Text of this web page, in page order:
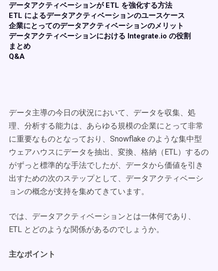
データアクティベーションが ETL を強化する方法
ETL によるデータアクティベーションのユースケース
企業にとってのデータアクティベーションのメリット
データアクティベーションにおける Integrate.io の役割
まとめ
Q&A
データ主導の今日の状況において、データを収集、処
理、分析する能力は、あらゆる規模の企業にとって非常
に重要なものとなっており、Snowflake のような集中型
ウェアハウスにデータを抽出、変換、格納（ETL）するの
がずっと標準的な手法でしたが、データから価値を引き
出すための次のステップとして、データアクティベーシ
ョンの概念が支持を集めてきています。
では、データアクティベーションとは一体何であり、
ETL とどのような関係があるのでしょうか。
主なポイント